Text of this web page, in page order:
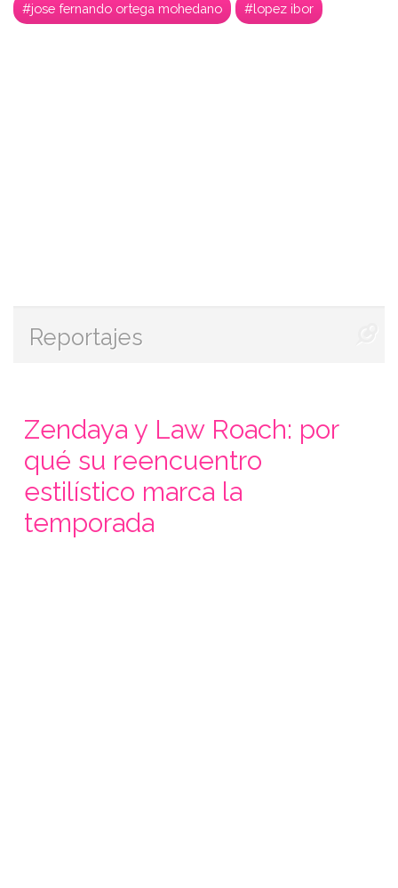
#jose fernando ortega mohedano #lopez ibor
Reportajes
Zendaya y Law Roach: por
qué su reencuentro
estilístico marca la
temporada